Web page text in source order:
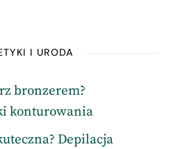
I URODA
bronzerem?
konturowania
Depilacja